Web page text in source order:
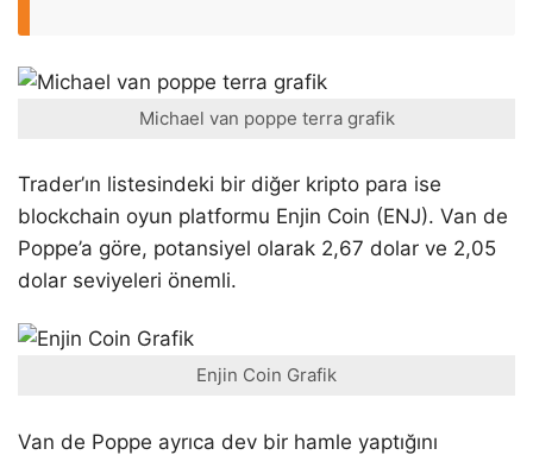
Michael van poppe terra grafik
Trader’ın listesindeki bir diğer kripto para ise
blockchain oyun platformu Enjin Coin (ENJ). Van de
Poppe’a göre, potansiyel olarak 2,67 dolar ve 2,05
dolar seviyeleri önemli.
Enjin Coin Grafik
Van de Poppe ayrıca dev bir hamle yaptığını